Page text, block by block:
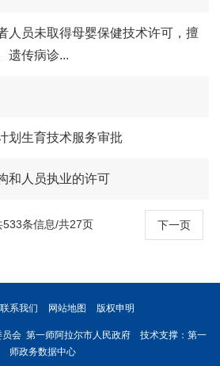
人员未取得母婴保健技术许可，擅
遗传病诊...
划生育技术服务审批
和人员执业的许可
下一页
533条信息/共27页
联系我们 网站地图 版权申明
员会 第一师阿拉尔市人民政府 技术支撑：第一
师政务数据中心